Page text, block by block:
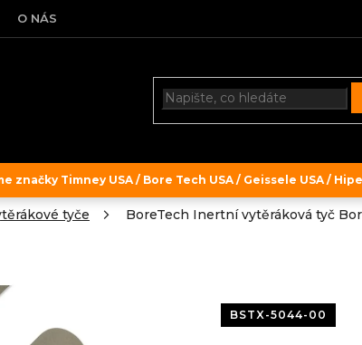
značky Timney USA / Bore Tech USA / Geissele USA /
O NÁS
tyče BoreTech Inertní vytěráková tyč
BSTX-5044-00